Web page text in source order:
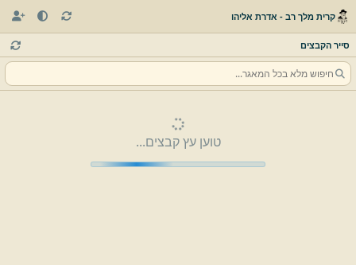
קרית מלך רב - אדרת אליהו
סייר הקבצים
טוען עץ קבצים...